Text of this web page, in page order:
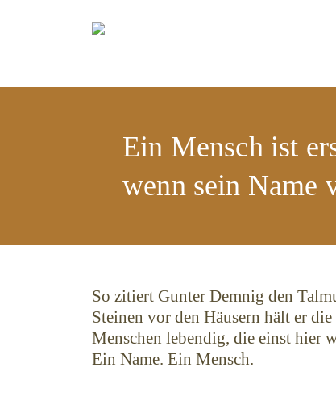
Ein Mensch ist
wenn sein Name
So zitiert Gunter Demnig den
Steinen vor den Häusern hält er
Menschen lebendig, die einst hier
Ein Name. Ein Mensch.